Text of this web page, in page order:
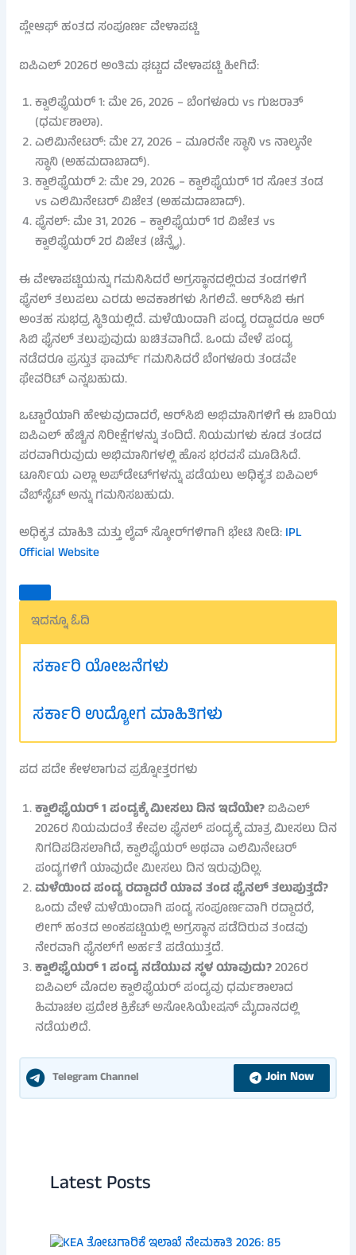
ಪ್ಲೇಆಫ್ ಹಂತದ ಸಂಪೂರ್ಣ ವೇಳಾಪಟ್ಟಿ
ಐಪಿಎಲ್ 2026ರ ಅಂತಿಮ ಘಟ್ಟದ ವೇಳಾಪಟ್ಟಿ ಹೀಗಿದೆ:
ಕ್ವಾಲಿಫೈಯರ್ 1: ಮೇ 26, 2026 – ಬೆಂಗಳೂರು vs ಗುಜರಾತ್
(ಧರ್ಮಶಾಲಾ).
ಎಲಿಮಿನೇಟರ್: ಮೇ 27, 2026 – ಮೂರನೇ ಸ್ಥಾನಿ vs ನಾಲ್ಕನೇ
ಸ್ಥಾನಿ (ಅಹಮದಾಬಾದ್).
ಕ್ವಾಲಿಫೈಯರ್ 2: ಮೇ 29, 2026 – ಕ್ವಾಲಿಫೈಯರ್ 1ರ ಸೋತ ತಂಡ
vs ಎಲಿಮಿನೇಟರ್ ವಿಜೇತ (ಅಹಮದಾಬಾದ್).
ಫೈನಲ್: ಮೇ 31, 2026 – ಕ್ವಾಲಿಫೈಯರ್ 1ರ ವಿಜೇತ vs
ಕ್ವಾಲಿಫೈಯರ್ 2ರ ವಿಜೇತ (ಚೆನ್ನೈ).
ಈ ವೇಳಾಪಟ್ಟಿಯನ್ನು ಗಮನಿಸಿದರೆ ಅಗ್ರಸ್ಥಾನದಲ್ಲಿರುವ ತಂಡಗಳಿಗೆ
ಫೈನಲ್ ತಲುಪಲು ಎರಡು ಅವಕಾಶಗಳು ಸಿಗಲಿವೆ. ಆರ್​ಸಿಬಿ ಈಗ
ಅಂತಹ ಸುಭದ್ರ ಸ್ಥಿತಿಯಲ್ಲಿದೆ. ಮಳೆಯಿಂದಾಗಿ ಪಂದ್ಯ ರದ್ದಾದರೂ ಆರ್​
ಸಿಬಿ ಫೈನಲ್ ತಲುಪುವುದು ಖಚಿತವಾಗಿದೆ. ಒಂದು ವೇಳೆ ಪಂದ್ಯ
ನಡೆದರೂ ಪ್ರಸ್ತುತ ಫಾರ್ಮ್ ಗಮನಿಸಿದರೆ ಬೆಂಗಳೂರು ತಂಡವೇ
ಫೇವರಿಟ್ ಎನ್ನಬಹುದು.
ಒಟ್ಟಾರೆಯಾಗಿ ಹೇಳುವುದಾದರೆ, ಆರ್​ಸಿಬಿ ಅಭಿಮಾನಿಗಳಿಗೆ ಈ ಬಾರಿಯ
ಐಪಿಎಲ್ ಹೆಚ್ಚಿನ ನಿರೀಕ್ಷೆಗಳನ್ನು ತಂದಿದೆ. ನಿಯಮಗಳು ಕೂಡ ತಂಡದ
ಪರವಾಗಿರುವುದು ಅಭಿಮಾನಿಗಳಲ್ಲಿ ಹೊಸ ಭರವಸೆ ಮೂಡಿಸಿದೆ.
ಟೂರ್ನಿಯ ಎಲ್ಲಾ ಅಪ್‌ಡೇಟ್‌ಗಳನ್ನು ಪಡೆಯಲು ಅಧಿಕೃತ ಐಪಿಎಲ್
ವೆಬ್‌ಸೈಟ್ ಅನ್ನು ಗಮನಿಸಬಹುದು.
ಅಧಿಕೃತ ಮಾಹಿತಿ ಮತ್ತು ಲೈವ್ ಸ್ಕೋರ್‌ಗಳಿಗಾಗಿ ಭೇಟಿ ನೀಡಿ:IPL
Official Website
ಇದನ್ನೂ ಓದಿ
ಸರ್ಕಾರಿ ಯೋಜನೆಗಳು
ಸರ್ಕಾರಿ ಉದ್ಯೋಗ ಮಾಹಿತಿಗಳು
ಪದ ಪದೇ ಕೇಳಲಾಗುವ ಪ್ರಶ್ನೋತ್ತರಗಳು
ಕ್ವಾಲಿಫೈಯರ್ 1 ಪಂದ್ಯಕ್ಕೆ ಮೀಸಲು ದಿನ ಇದೆಯೇ?ಐಪಿಎಲ್
2026ರ ನಿಯಮದಂತೆ ಕೇವಲ ಫೈನಲ್ ಪಂದ್ಯಕ್ಕೆ ಮಾತ್ರ ಮೀಸಲು ದಿನ
ನಿಗದಿಪಡಿಸಲಾಗಿದೆ, ಕ್ವಾಲಿಫೈಯರ್ ಅಥವಾ ಎಲಿಮಿನೇಟರ್
ಪಂದ್ಯಗಳಿಗೆ ಯಾವುದೇ ಮೀಸಲು ದಿನ ಇರುವುದಿಲ್ಲ.
ಮಳೆಯಿಂದ ಪಂದ್ಯ ರದ್ದಾದರೆ ಯಾವ ತಂಡ ಫೈನಲ್ ತಲುಪುತ್ತದೆ?
ಒಂದು ವೇಳೆ ಮಳೆಯಿಂದಾಗಿ ಪಂದ್ಯ ಸಂಪೂರ್ಣವಾಗಿ ರದ್ದಾದರೆ,
ಲೀಗ್ ಹಂತದ ಅಂಕಪಟ್ಟಿಯಲ್ಲಿ ಅಗ್ರಸ್ಥಾನ ಪಡೆದಿರುವ ತಂಡವು
ನೇರವಾಗಿ ಫೈನಲ್‌ಗೆ ಅರ್ಹತೆ ಪಡೆಯುತ್ತದೆ.
ಕ್ವಾಲಿಫೈಯರ್ 1 ಪಂದ್ಯ ನಡೆಯುವ ಸ್ಥಳ ಯಾವುದು?2026ರ
ಐಪಿಎಲ್ ಮೊದಲ ಕ್ವಾಲಿಫೈಯರ್ ಪಂದ್ಯವು ಧರ್ಮಶಾಲಾದ
ಹಿಮಾಚಲ ಪ್ರದೇಶ ಕ್ರಿಕೆಟ್ ಅಸೋಸಿಯೇಷನ್ ಮೈದಾನದಲ್ಲಿ
ನಡೆಯಲಿದೆ.
Telegram Channel Join Now
Latest Posts